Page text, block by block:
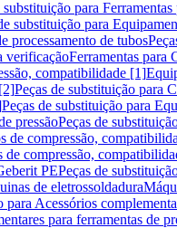
substituição para
substituição para
processamento de tubos
verificaçãoFerramentas para
compatibilidade [1]
Peças de substituição para
Peças de substituição para
pressãoPeças de
de compressão,
de compressão,
PEPeças de
de eletrossoldadura
para Acessórios
para ferramentas de